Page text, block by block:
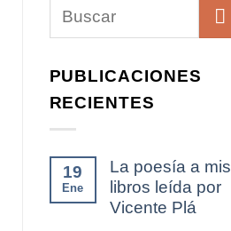
PUBLICACIONES
RECIENTES
19
Ene
La poesía a mis
libros leída por
Vicente Plá